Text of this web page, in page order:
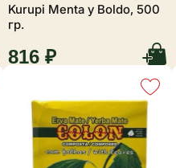
Kurupi Menta y Boldo, 500
гр.
816 ₽